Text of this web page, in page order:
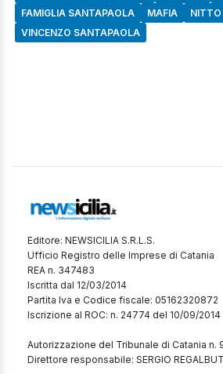
FAMIGLIA SANTAPAOLA
MAFIA
VINCENZO SANTAPAOLA
Editore: NEWSICILIA S.R.L.S.
Ufficio Registro delle Imprese di Catania
REA n. 347483
Iscritta dal 12/03/2014
Partita Iva e Codice fiscale: 05162320872
Iscrizione al ROC: n. 24774 del 10/09/2014
Autorizzazione del Tribunale di Catania n.
Direttore responsabile: SERGIO